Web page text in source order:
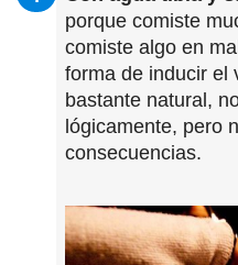
porque comiste
comiste algo en
forma de inducir el
bastante natural,
lógicamente, pero
consecuencias.